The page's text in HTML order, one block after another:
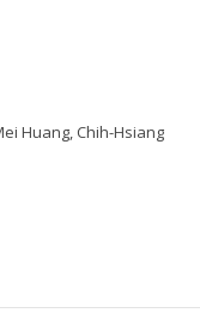
Huang, Chih-Hsiang